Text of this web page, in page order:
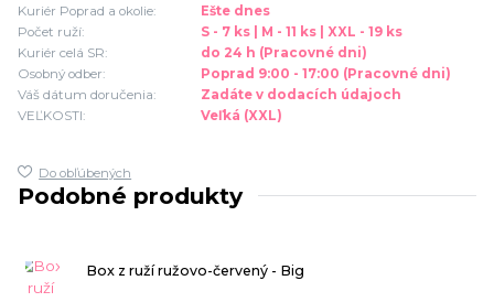
Kuriér Poprad a okolie:
Ešte dnes
Počet ruží:
S - 7 ks | M - 11 ks | XXL - 19 ks
Kuriér celá SR:
do 24 h (Pracovné dni)
Osobný odber:
Poprad 9:00 - 17:00 (Pracovné dni)
Váš dátum doručenia:
Zadáte v dodacích údajoch
VEĽKOSTI:
Veľká (XXL)
Do obľúbených
Podobné produkty
Box z ruží ružovo-červený - Big